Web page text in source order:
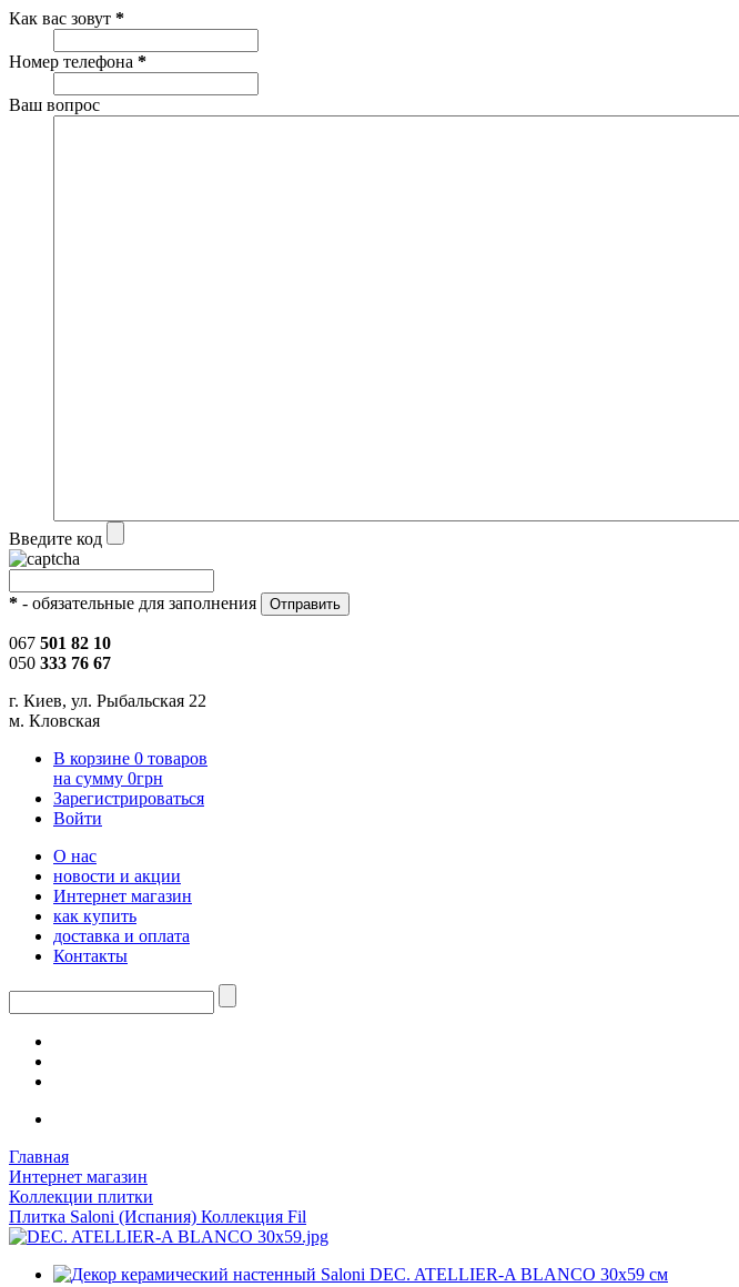
Как вас зовут *
Номер телефона *
Ваш вопрос
Введите код
* - обязательные для заполнения
067 501 82 10
050 333 76 67
г. Киев, ул. Рыбальская 22
м. Кловская
В корзине 0 товаров
на сумму 0грн
Зарегистрироваться
Войти
О нас
новости и акции
Интернет магазин
как купить
доставка и оплата
Контакты
Главная
Интернет магазин
Коллекции плитки
Плитка Saloni (Испания) Коллекция Fil